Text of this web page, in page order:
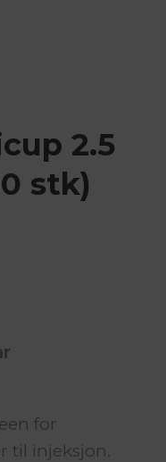
2.5
stk)
for
til injeksjon.